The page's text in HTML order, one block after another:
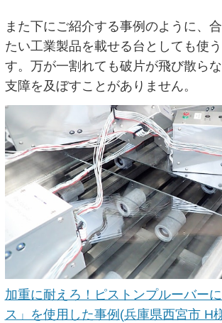
また下にご紹介する事例のように、
たい工業製品を載せる台としても使
す。万が一割れても破片が飛び散ら
支障を及ぼすことがありません。
加重に耐えろ！ピストンプルーバー
ス」を使用した事例(兵庫県西宮市 H